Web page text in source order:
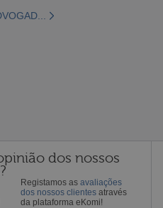
dos nossos
Registamos as avaliações
dos nossos clientes através
da plataforma eKomi!